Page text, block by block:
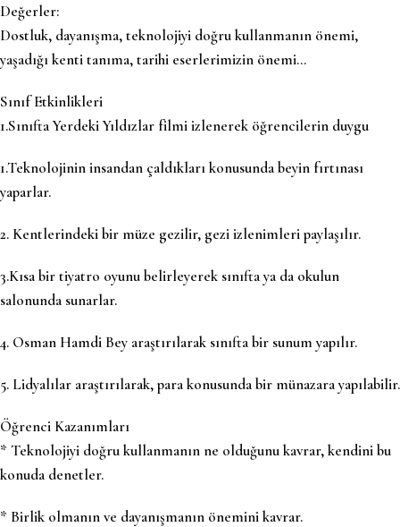
Değerler:
Dostluk, dayanışma, teknolojiyi doğru kullanmanın önemi,
yaşadığı kenti tanıma, tarihi eserlerimizin önemi…
Sınıf Etkinlikleri
1.Sınıfta Yerdeki Yıldızlar filmi izlenerek öğrencilerin duygu
1.Teknolojinin insandan çaldıkları konusunda beyin fırtınası
yaparlar.
2. Kentlerindeki bir müze gezilir, gezi izlenimleri paylaşılır.
3.Kısa bir tiyatro oyunu belirleyerek sınıfta ya da okulun
salonunda sunarlar.
4. Osman Hamdi Bey araştırılarak sınıfta bir sunum yapılır.
5. Lidyalılar araştırılarak, para konusunda bir münazara yapılabilir.
Öğrenci Kazanımları
* Teknolojiyi doğru kullanmanın ne olduğunu kavrar, kendini bu
konuda denetler.
* Birlik olmanın ve dayanışmanın önemini kavrar.